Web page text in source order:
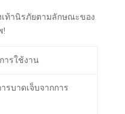
ท้านิรภัยตามลักษณะของ